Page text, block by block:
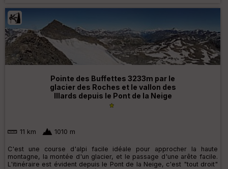
Pointe des Buffettes 3233m par le
glacier des Roches et le vallon des
Illards depuis le Pont de la Neige
11 km 1010 m
C'est une course d'alpi facile idéale pour approcher la haute
montagne, la montée d'un glacier, et le passage d'une arête facile.
L'itinéraire est évident depuis le Pont de la Neige, c'est "tout droit"